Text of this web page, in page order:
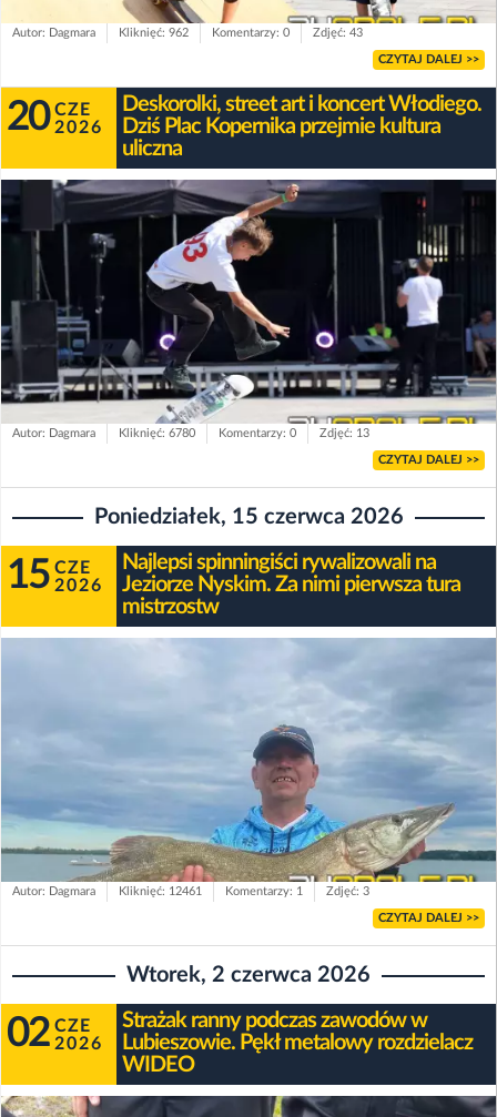
Autor: Dagmara Kliknięć: 962 Komentarzy: 0 Zdjęć: 43
CZYTAJ DALEJ >>
20 CZE
2026
Deskorolki, street art i koncert Włodiego.
Dziś Plac Kopernika przejmie kultura
uliczna
Autor: Dagmara Kliknięć: 6780 Komentarzy: 0 Zdjęć: 13
CZYTAJ DALEJ >>
Poniedziałek, 15 czerwca 2026
15 CZE
2026
Najlepsi spinningiści rywalizowali na
Jeziorze Nyskim. Za nimi pierwsza tura
mistrzostw
Autor: Dagmara Kliknięć: 12461 Komentarzy: 1 Zdjęć: 3
CZYTAJ DALEJ >>
Wtorek, 2 czerwca 2026
02 CZE
2026
Strażak ranny podczas zawodów w
Lubieszowie. Pękł metalowy rozdzielacz
WIDEO